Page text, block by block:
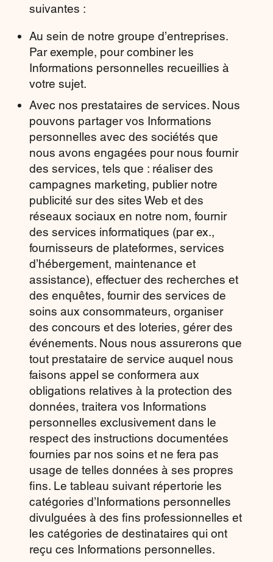
suivantes :
Au sein de notre groupe d’entreprises.
Par exemple, pour combiner les
Informations personnelles recueillies à
votre sujet.
Avec nos prestataires de services. Nous
pouvons partager vos Informations
personnelles avec des sociétés que
nous avons engagées pour nous fournir
des services, tels que : réaliser des
campagnes marketing, publier notre
publicité sur des sites Web et des
réseaux sociaux en notre nom, fournir
des services informatiques (par ex.,
fournisseurs de plateformes, services
d’hébergement, maintenance et
assistance), effectuer des recherches et
des enquêtes, fournir des services de
soins aux consommateurs, organiser
des concours et des loteries, gérer des
événements. Nous nous assurerons que
tout prestataire de service auquel nous
faisons appel se conformera aux
obligations relatives à la protection des
données, traitera vos Informations
personnelles exclusivement dans le
respect des instructions documentées
fournies par nos soins et ne fera pas
usage de telles données à ses propres
fins. Le tableau suivant répertorie les
catégories d’Informations personnelles
divulguées à des fins professionnelles et
les catégories de destinataires qui ont
reçu ces Informations personnelles.